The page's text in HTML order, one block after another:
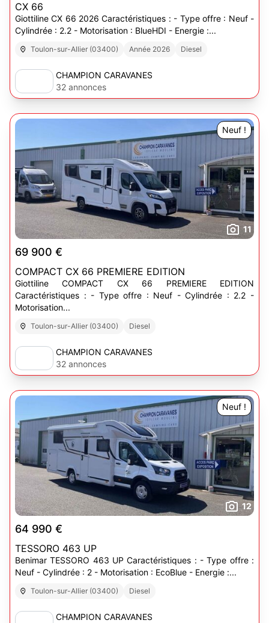
CX 66
Giottiline CX 66 2026 Caractéristiques : - Type offre : Neuf -
Cylindrée : 2.2 - Motorisation : BlueHDI - Energie :...
Toulon-sur-Allier (03400) Année 2026 Diesel
CHAMPION CARAVANES
32 annonces
Neuf !
11
69 900 €
COMPACT CX 66 PREMIERE EDITION
Giottiline COMPACT CX 66 PREMIERE EDITION
Caractéristiques : - Type offre : Neuf - Cylindrée : 2.2 -
Motorisation...
Toulon-sur-Allier (03400) Diesel
CHAMPION CARAVANES
32 annonces
Neuf !
12
64 990 €
TESSORO 463 UP
Benimar TESSORO 463 UP Caractéristiques : - Type offre :
Neuf - Cylindrée : 2 - Motorisation : EcoBlue - Energie :...
Toulon-sur-Allier (03400) Diesel
CHAMPION CARAVANES